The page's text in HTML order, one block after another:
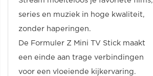
series en muziek in hoge kwaliteit,
zonder haperingen.
De Formuler Z Mini TV Stick maakt
een einde aan trage verbindingen
voor een vloeiende kijkervaring.